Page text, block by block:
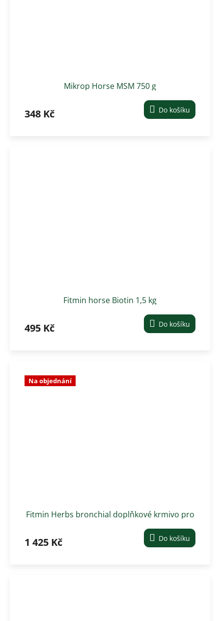
Mikrop Horse MSM 750 g
348 Kč Do košíku
Fitmin horse Biotin 1,5 kg
495 Kč Do košíku
Na objednání
Fitmin Herbs bronchial doplňkové krmivo pro
1 425 Kč Do košíku